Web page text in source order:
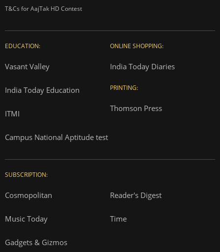
T&Cs for AajTak HD Contest
EDUCATION:
Vasant Valley
India Today Education
ITMI
Campus National Aptitude test
ONLINE SHOPPING:
India Today Diaries
PRINTING:
Thomson Press
SUBSCRIPTION:
Cosmopolitan Reader's Digest
Music Today Time
Gadgets & Gizmos